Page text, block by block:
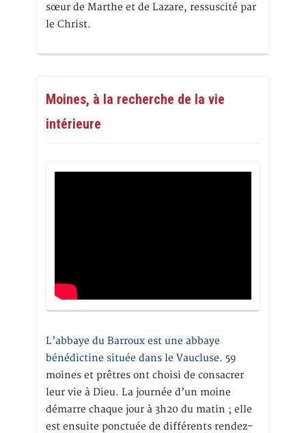
sœur de Marthe et de Lazare, ressuscité par
le Christ.
Moines, à la recherche de la vie
intérieure
L’abbaye du Barroux est une abbaye
bénédictine située dans le Vaucluse. 59
moines et prêtres ont choisi de consacrer
leur vie à Dieu. La journée d’un moine
démarre chaque jour à 3h20 du matin ; elle
est ensuite ponctuée de différents rendez-